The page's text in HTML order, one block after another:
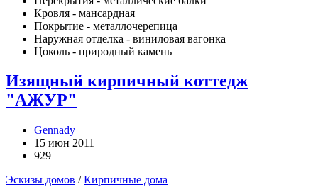
Кровля - мансардная
Покрытие - металлочерепица
Наружная отделка - виниловая вагонка
Цоколь - природный камень
Изящный кирпичный коттедж
"АЖУР"
Gennady
15 июн 2011
929
Эскизы домов /Кирпичные дома